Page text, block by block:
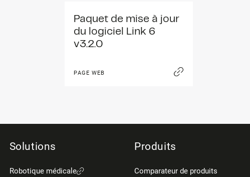
Paquet de mise à jour
du logiciel Link 6
v3.2.0
PAGE WEB
Solutions
Robotique médicale
Produits
Comparateur de produits